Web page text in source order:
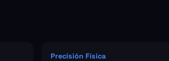
Precisión Física